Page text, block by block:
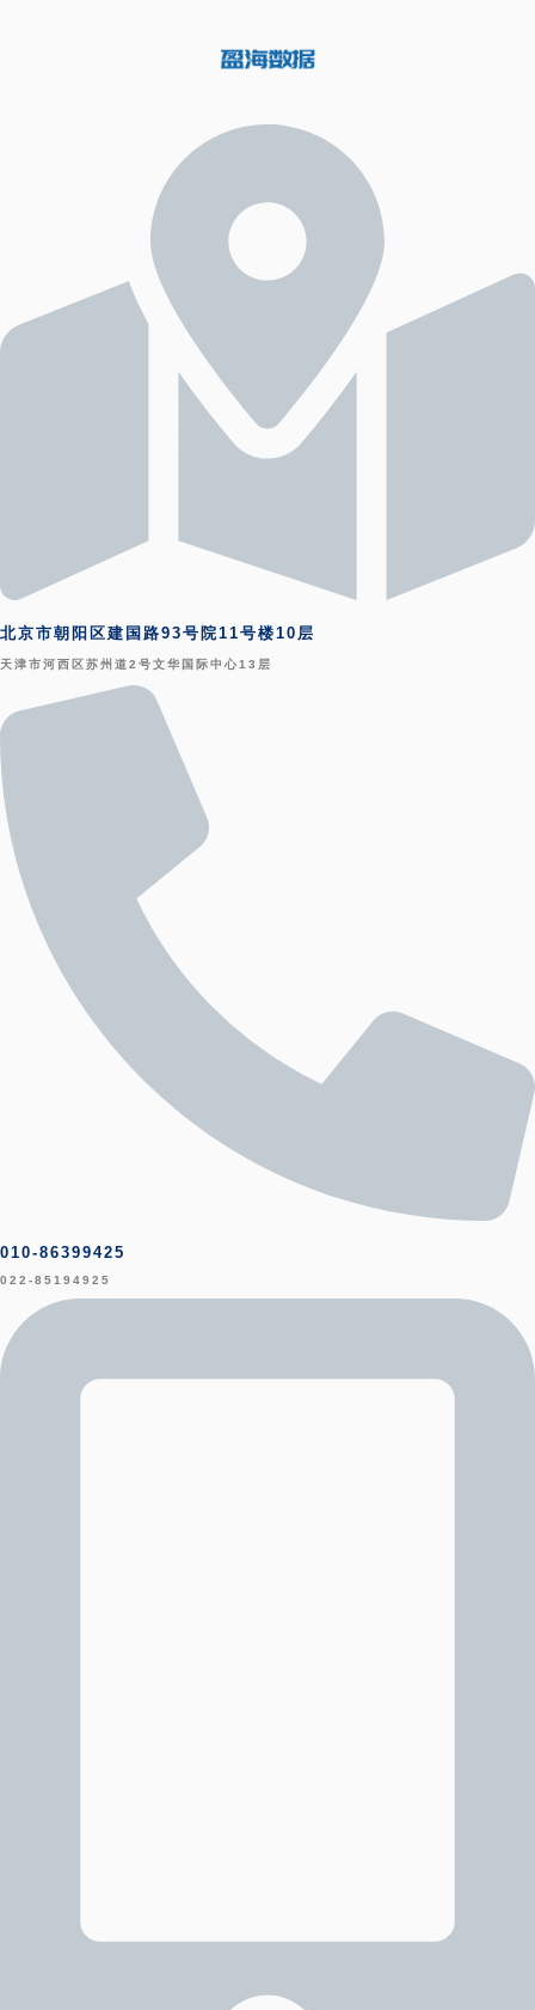
北京市朝阳区建国路93号院11号楼10层
天津市河西区苏州道2号文华国际中心13层
010-86399425
022-85194925